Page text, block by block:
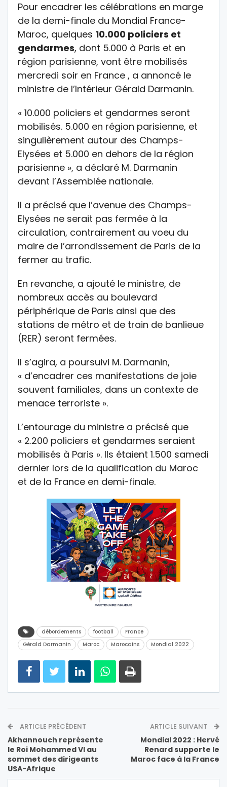
Pour encadrer les célébrations en marge
de la demi-finale du Mondial France-
Maroc, quelques 10.000 policiers et
gendarmes, dont 5.000 à Paris et en
région parisienne, vont être mobilisés
mercredi soir en France , a annoncé le
ministre de l’Intérieur Gérald Darmanin.
« 10.000 policiers et gendarmes seront
mobilisés. 5.000 en région parisienne, et
singulièrement autour des Champs-
Elysées et 5.000 en dehors de la région
parisienne », a déclaré M. Darmanin
devant l’Assemblée nationale.
Il a précisé que l’avenue des Champs-
Elysées ne serait pas fermée à la
circulation, contrairement au voeu du
maire de l’arrondissement de Paris de la
fermer au trafic.
En revanche, a ajouté le ministre, de
nombreux accès au boulevard
périphérique de Paris ainsi que des
stations de métro et de train de banlieue
(RER) seront fermées.
Il s’agira, a poursuivi M. Darmanin,
« d’encadrer ces manifestations de joie
souvent familiales, dans un contexte de
menace terroriste ».
L’entourage du ministre a précisé que
« 2.200 policiers et gendarmes seraient
mobilisés à Paris ». Ils étaient 1.500 samedi
dernier lors de la qualification du Maroc
et de la France en demi-finale.
débordements football
France
Gérald Darmanin
Maroc Marocains Mondial 2022
ARTICLE PRÉCÉDENT
Akhannouch représente
le Roi Mohammed VI au
sommet des dirigeants
USA-Afrique
ARTICLE SUIVANT
Mondial 2022 : Hervé
Renard supporte le
Maroc face à la France